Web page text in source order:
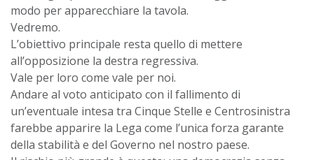
modo per apparecchiare la tavola.
Vedremo.
L’obiettivo principale resta quello di mettere
all’opposizione la destra regressiva.
Vale per loro come vale per noi.
Andare al voto anticipato con il fallimento di
un’eventuale intesa tra Cinque Stelle e Centrosinistra
farebbe apparire la Lega come l’unica forza garante
della stabilità e del Governo nel nostro paese.